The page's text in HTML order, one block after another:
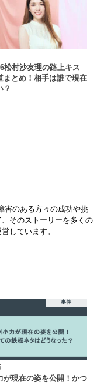
松村沙友理の路上キス
まとめ！相手は誰で現在
？
害のある方々の成功や挑
そのストーリーを多くの
しています。
事件
が現在の姿を公開！かつ